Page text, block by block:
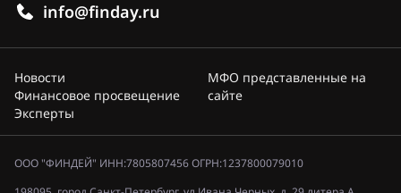
info@finday.ru
Новости
Финансовое просвещение
Эксперты
МФО представленные на
сайте
ООО "ФИНДЕЙ" ИНН:7805807456 ОГРН:1237800079010